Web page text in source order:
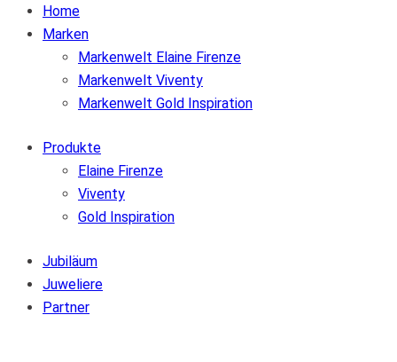
Home
Marken
Markenwelt Elaine Firenze
Markenwelt Viventy
Markenwelt Gold Inspiration
Produkte
Elaine Firenze
Viventy
Gold Inspiration
Jubiläum
Juweliere
Partner